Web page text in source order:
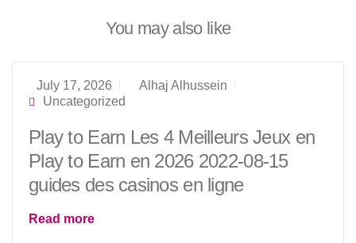
You may also like
July 17, 2026
Alhaj Alhussein
Uncategorized
Play to Earn Les 4 Meilleurs Jeux en
Play to Earn en 2026 2022-08-15
guides des casinos en ligne
Read more